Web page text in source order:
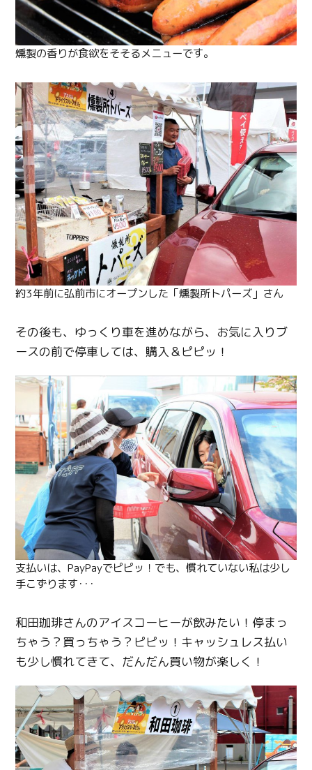
燻製の香りが食欲をそそるメニューです。
約3年前に弘前市にオープンした「燻製所トパーズ」さん
その後も、ゆっくり車を進めながら、お気に入りブ
ースの前で停車しては、購入＆ピピッ！
支払いは、PayPayでピピッ！でも、慣れていない私は少し
手こずります･･･
和田珈琲さんのアイスコーヒーが飲みたい！停まっ
ちゃう？買っちゃう？ピピッ！キャッシュレス払い
も少し慣れてきて、だんだん買い物が楽しく！
Twitter
Facebook
Copy URL